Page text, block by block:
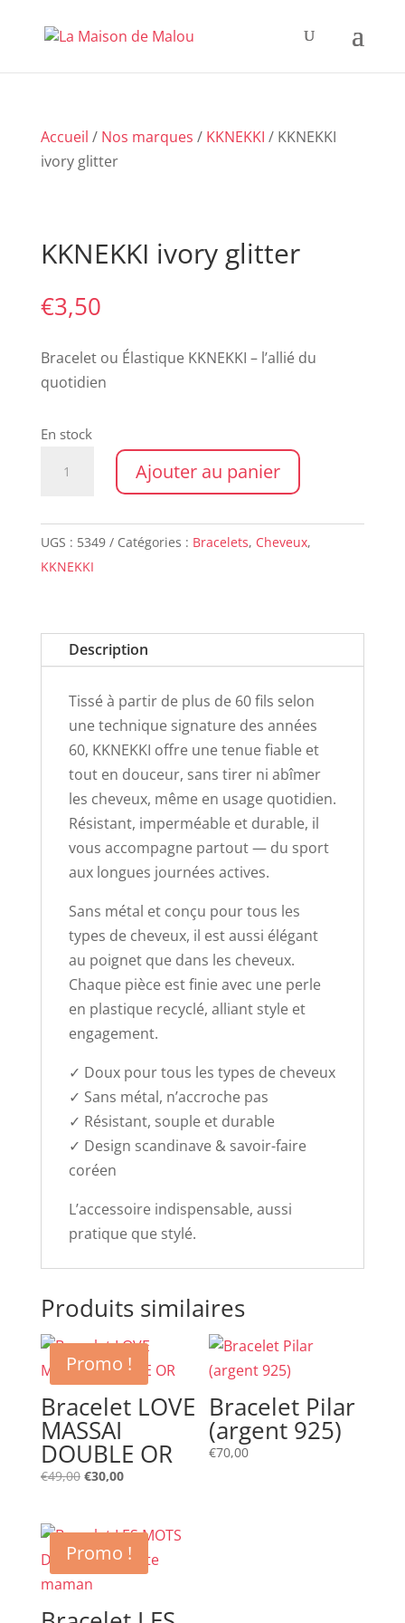
Accueil / Nos marques / KKNEKKI / KKNEKKI
ivory glitter
KKNEKKI ivory glitter
€3,50
Bracelet ou Élastique KKNEKKI – l’allié du
quotidien
En stock
ivory
Ajouter au panier
UGS : 5349 Catégories : Bracelets, Cheveux,
KKNEKKI
Description
Tissé à partir de plus de 60 fils selon
une technique signature des années
60, KKNEKKI offre une tenue fiable et
tout en douceur, sans tirer ni abîmer
les cheveux, même en usage quotidien.
Résistant, imperméable et durable, il
vous accompagne partout — du sport
aux longues journées actives.
Sans métal et conçu pour tous les
types de cheveux, il est aussi élégant
au poignet que dans les cheveux.
Chaque pièce est finie avec une perle
en plastique recyclé, alliant style et
engagement.
✓ Doux pour tous les types de cheveux
✓ Sans métal, n’accroche pas
✓ Résistant, souple et durable
✓ Design scandinave & savoir-faire
coréen
L’accessoire indispensable, aussi
pratique que stylé.
Produits similaires
Promo !
Bracelet LOVE
MASSAI
DOUBLE OR
€49,00 Le
était :
€49,00.
€30,00Le
est :
€30,00.
Bracelet Pilar
(argent 925)
€70,00
Promo !